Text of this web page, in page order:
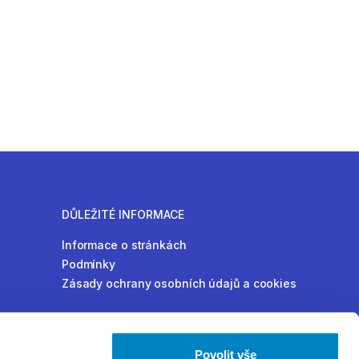
Povolit vše
DŮLEŽITÉ INFORMACE
Informace o stránkách
Podmínky
Zásady ochrany osobních údajů a cookies